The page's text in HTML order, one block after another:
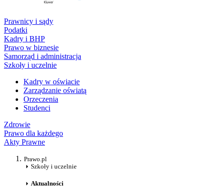
Prawnicy i sądy
Podatki
Kadry i BHP
Prawo w biznesie
Samorząd i administracja
Szkoły i uczelnie
Kadry w oświacie
Zarządzanie oświatą
Orzeczenia
Studenci
Zdrowie
Prawo dla każdego
Akty Prawne
Prawo.pl
Szkoły i uczelnie
Aktualności